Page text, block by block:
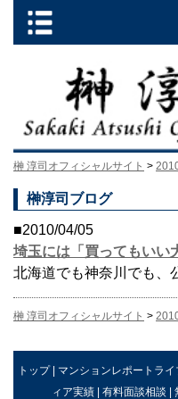
榊 淳司オフィシャルサイト >
榊淳司ブログ
■2010/04/05
埼玉には「買ってもいい
北海道でも神奈川でも、
榊 淳司オフィシャルサイト >
トップ| マンションレポートライ
ィア実績| 有料面談相談 |